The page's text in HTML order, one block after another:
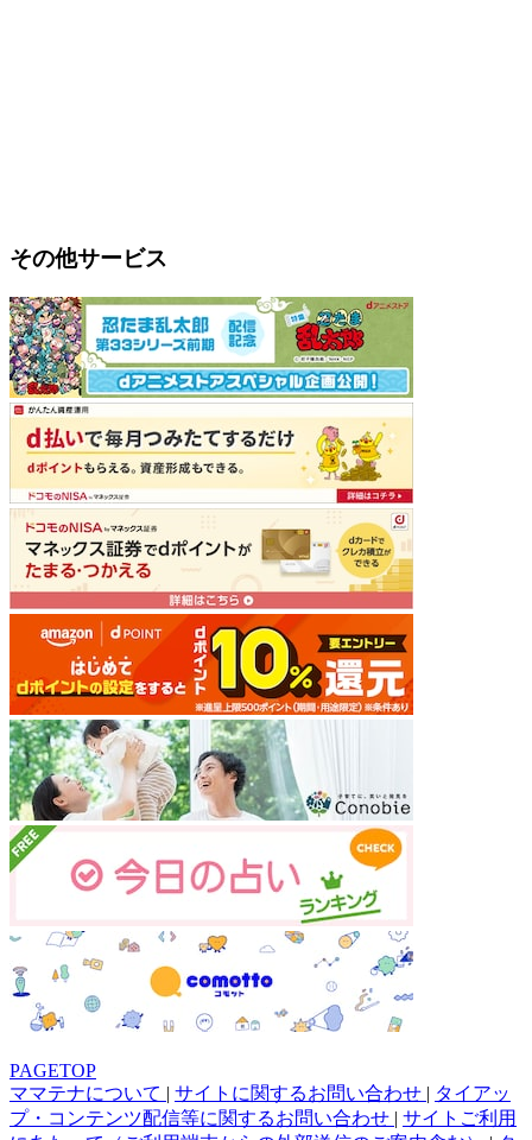
その他サービス
PAGETOP
ママテナについて | サイトに関するお問い合わせ | タイアッ
プ・コンテンツ配信等に関するお問い合わせ | サイトご利用